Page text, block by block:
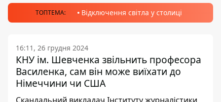
ТОПТЕМА: Відключення світла у столиці
16:11, 26 грудня 2024
КНУ ім. Шевченка звільнить професора
Василенка, сам він може виїхати до
Німеччини чи США